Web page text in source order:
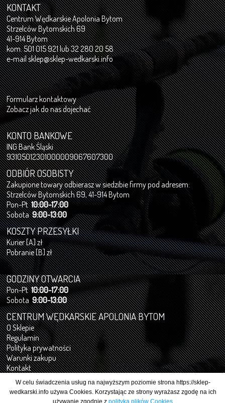
KONTAKT
Centrum Wędkarskie Apolonia Bytom
Strzelców Bytomskich 69
41-914 Bytom
kom. 501 015 921 lub 32 280 20 58
e-mailsklep@sklep-wedkarski.info
Formularz kontaktowy
Zobacz jak do nas dojechać
KONTO BANKOWE
ING Bank Śląski
93105012301000009067607300
ODBIÓR OSOBISTY
Zakupione towary odbierasz w siedzibie firmy pod adresem:
Strzelców Bytomskich 69, 41-914 Bytom
Pon-Pt10:00-17:00
Sobota9:00-13:00
KOSZTY PRZESYŁKI
Kurier [A] zł
Pobranie [B] zł
GODZINY OTWARCIA
Pon-Pt10:00-17:00
Sobota9:00-13:00
CENTRUM WĘDKARSKIE APOLONIA BYTOM
O Sklepie
Regulamin
Polityka prywatności
Warunki zakupu
Kontakt
Formularz odstąpienia od umowy
W celu świadczenia usług na najwyższym poziomie strona https://sklep-
wedkarski.info używa Cookies. Korzystając ze strony wyrażasz zgodę na ich
używanie zgodnie zpolityką plików Cookies